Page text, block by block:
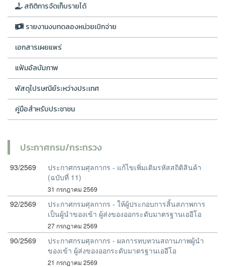
สถิติการจัดเก็บรายได้
รายงานงบทดลองหน่วยเบิกจ่าย
เอกสารเผยแพร่
แฟ้มอัลบัมภาพ
พัสดุไปรษณีย์ระหว่างประเทศ
คู่มือสำหรับประชาชน
ประกาศกรม/กระทรวง
93/2569
ประกาศกรมศุลกากร - แก้ไขเพิ่มเติมรหัสสถิติสินค้า
(ฉบับที่ 11)
31 กรกฎาคม 2569
92/2569
ประกาศกรมศุลกากร - ให้ผู้ประกอบการสิ้นสภาพการ
เป็นผู้นำของเข้า ผู้ส่งของออกระดับมาตรฐานเออีโอ
27 กรกฎาคม 2569
90/2569
ประกาศกรมศุลกากร - ผลการทบทวนสถานภาพผู้นำ
ของเข้า ผู้ส่งของออกระดับมาตรฐานเออีโอ
21 กรกฎาคม 2569